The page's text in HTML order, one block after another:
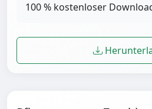
100 % kostenloser